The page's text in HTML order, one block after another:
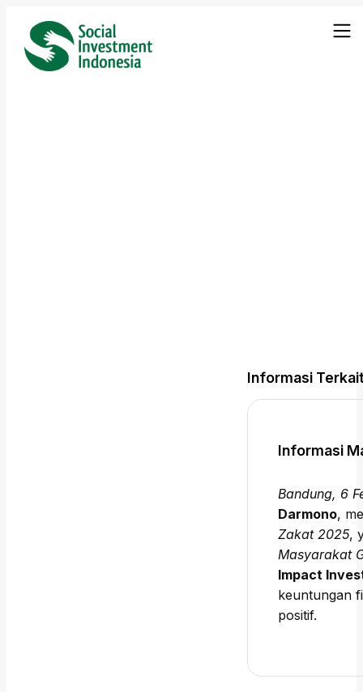
Informasi
Informasi
Bandung, 6
Darmono,
Zakat 2025,
Masyarakat
Impact
keuntungan
positif.